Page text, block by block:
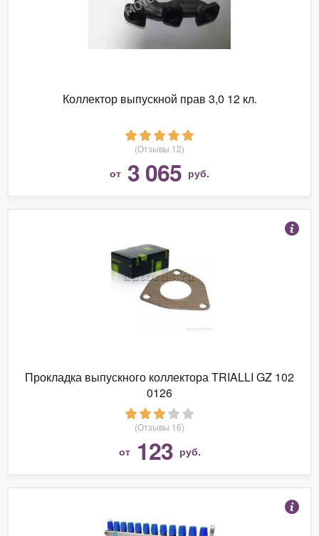
Коллектор выпускной прав 3,0 12 кл.
(Отзывы 12)
от 3 065 руб.
Прокладка выпускного коллектора TRIALLI GZ 102
0126
(Отзывы 16)
от 123 руб.